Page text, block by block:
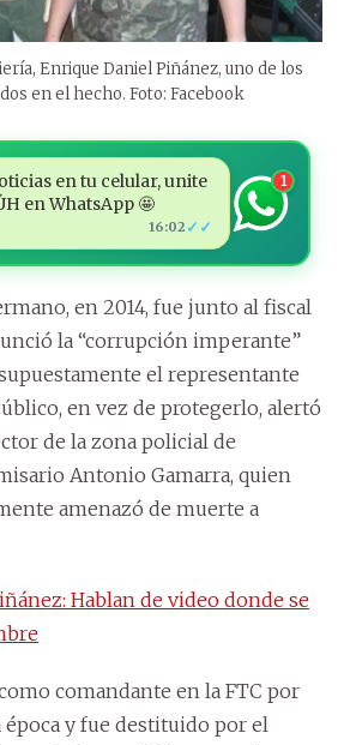
Enrique Daniel Piñánez, uno de los
en el hecho. Foto: Facebook
en tu celular, unite
en WhatsApp 🤩
16:02 ✓✓
1
en 2014, fue junto al fiscal
la “corrupción imperante”
el representante
en vez de protegerlo, alertó
de la zona policial de
Antonio Gamarra, quien
amenazó de muerte a
Hablan de video donde se
comandante en la FTC por
época y fue destituido por el